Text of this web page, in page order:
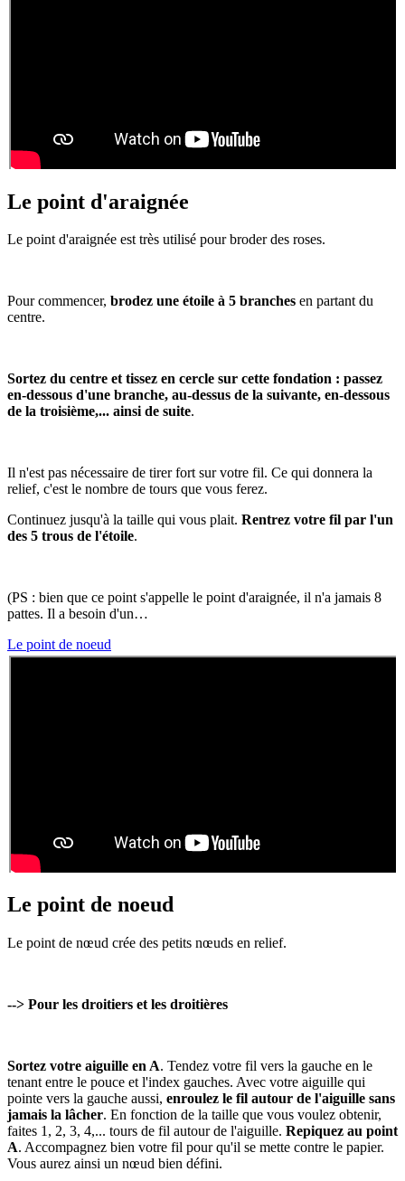
Le point d'araignée
Le point d'araignée est très utilisé pour broder des roses.
Pour commencer, brodez une étoile à 5 branches en partant du
centre.
Sortez du centre et tissez en cercle sur cette fondation : passez
en-dessous d'une branche, au-dessus de la suivante, en-dessous
de la troisième,... ainsi de suite.
Il n'est pas nécessaire de tirer fort sur votre fil. Ce qui donnera la
relief, c'est le nombre de tours que vous ferez.
Continuez jusqu'à la taille qui vous plait. Rentrez votre fil par l'un
des 5 trous de l'étoile.
(PS : bien que ce point s'appelle le point d'araignée, il n'a jamais 8
pattes. Il a besoin d'un…
Le point de noeud
Le point de noeud
Le point de nœud crée des petits nœuds en relief.
--> Pour les droitiers et les droitières
Sortez votre aiguille en A. Tendez votre fil vers la gauche en le
tenant entre le pouce et l'index gauches. Avec votre aiguille qui
pointe vers la gauche aussi, enroulez le fil autour de l'aiguille sans
jamais la lâcher. En fonction de la taille que vous voulez obtenir,
faites 1, 2, 3, 4,... tours de fil autour de l'aiguille. Repiquez au point
A. Accompagnez bien votre fil pour qu'il se mette contre le papier.
Vous aurez ainsi un nœud bien défini.